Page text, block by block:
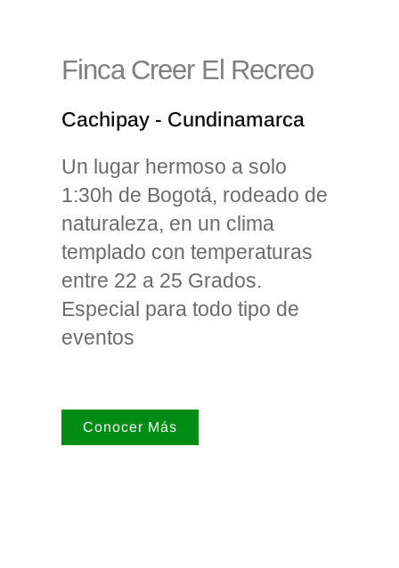
Finca Creer El Recreo
Cachipay - Cundinamarca
Un lugar hermoso a solo
1:30h de Bogotá, rodeado de
naturaleza, en un clima
templado con temperaturas
entre 22 a 25 Grados.
Especial para todo tipo de
eventos
Conocer Más